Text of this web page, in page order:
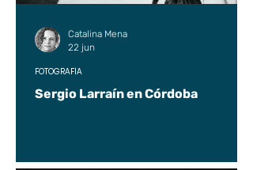
Sergio Larraín en Córdoba
FOTOGRAFÍA
Catalina Mena
22 jun